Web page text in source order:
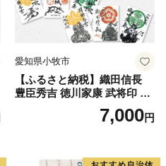
愛知県小牧市
【ふるさと納税】織田信長
豊臣秀吉 徳川家康 武将印 花
押印 6枚 セット イラスト 戦
国 武将 小牧山城 墨絵 龍画師
グッズ 愛知県 小牧市 お取り
7,000円